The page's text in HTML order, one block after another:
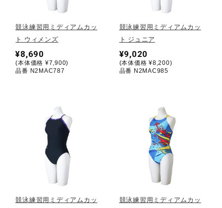
ジュニア／キッズ
メディカル
セール
その他
競泳練習用ミディアムカッ
ト ウィメンズ
¥8,690
(本体価格 ¥7,900)
品番 N2MAC787
競泳練習用ミディアムカッ
ト ジュニア
¥9,020
(本体価格 ¥8,200)
品番 N2MAC985
競泳練習用ミディアムカッ
競泳練習用ミディアムカッ